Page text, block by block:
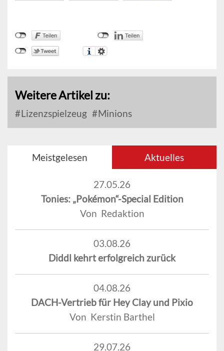
Weitere Artikel zu:
Lizenzspielzeug Minions
Meistgelesen Aktuelles
27.05.26
Tonies: „Pokémon“-Special Edition
Von Redaktion
03.08.26
Diddl kehrt erfolgreich zurück
04.08.26
DACH-Vertrieb für Hey Clay und Pixio
Von Kerstin Barthel
29.07.26